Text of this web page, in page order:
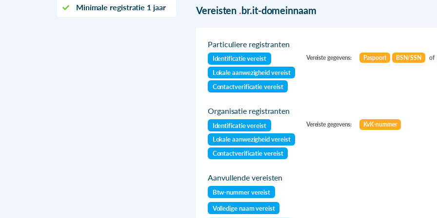
Minimale registratie 1 jaar Vereisten .br.it-domeinnaam
Particuliere registranten
Identificatie vereist
Lokale aanwezigheid vereist
Contactverificatie vereist
Vereiste gegevens: Paspoort BSN/SSN of
Organisatie registranten
Identificatie vereist
Lokale aanwezigheid vereist
Contactverificatie vereist
Vereiste gegevens: KvK-nummer
Aanvullende vereisten
Btw-nummer vereist
Volledige naam vereist